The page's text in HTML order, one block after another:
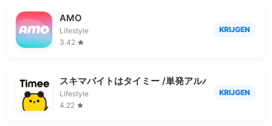
AMO
Lifestyle
3.42
KRIJGEN
スキマバイトはタイミー /単発アルバイト探し・求
Lifestyle
4.22
KRIJGEN